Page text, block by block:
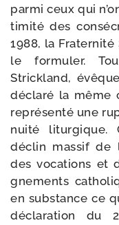
par­mi ceux qui
ti­mi­té des
1988, la Fraternité
le for­mu­ler.
Strickland,
décla­ré la même
repré­sen­té une
nui­té litur­gique.
déclin mas­sif de
des voca­tions et
gne­ments
en sub­stance ce
décla­ra­tion du